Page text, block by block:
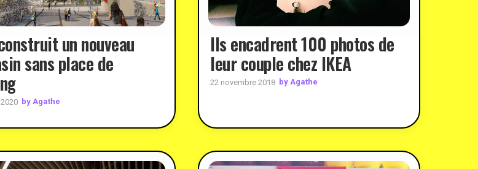
un nouveau
sans place de
by Agathe
Ils encadrent 100 photos de
leur couple chez IKEA
22 novembre 2018 by Agathe